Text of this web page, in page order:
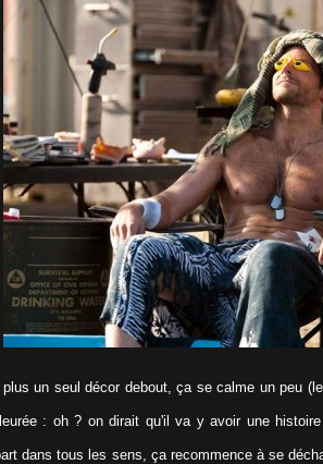
un seul décor debout, ça se calme un peu
: oh ? on dirait qu'il va y avoir une
dans tous les sens, ça recommence à se